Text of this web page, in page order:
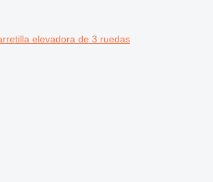
elevadora de 3 ruedas